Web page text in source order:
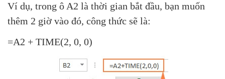
Ví dụ, trong ô A2 là thời gian bắt đầu, bạn muốn
thêm 2 giờ vào đó, công thức sẽ là:
=A2 + TIME(2, 0, 0)